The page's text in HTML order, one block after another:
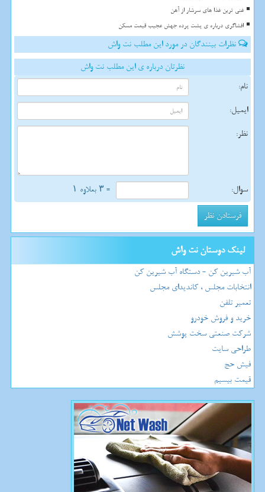
غنی ترین غذا های سرشار از آهن
افشاگری درباره ی پشت پرده جهش عجیب قیمت مسکن
نظرات بینندگان در مورد این مطلب نت واش
نظرتان درباره ی این مطلب نت واش
نام:
ایمیل:
نظر:
سوال: = ۳ بعلاوه ۱
لینک دوستان نت واش
آب شیرین کن - دستگاه آب شیرین کن
انتخابات مجلس ، کاندیدای مجلس
تعمیر تلفن
خرید و فروش خودرو
شرکت صنعتی سخت پوشش
طراحی سایت
فیش حج
قیمت بیسیم